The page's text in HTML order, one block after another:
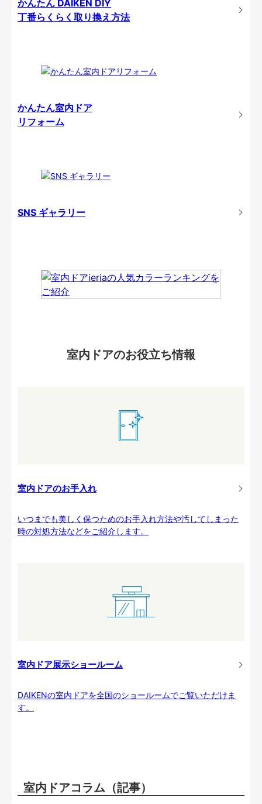
かんたん DAIKEN DIY
丁番らくらく取り換え方法
かんたん室内ドア
リフォーム
SNS ギャラリー
室内ドアのお役立ち情報
室内ドアのお手入れ
いつまでも美しく保つためのお手入れ方法や汚してしまった
時の対処方法などをご紹介します。
室内ドア展示ショールーム
DAIKENの室内ドアを全国のショールームでご覧いただけま
す。
室内ドアコラム（記事）